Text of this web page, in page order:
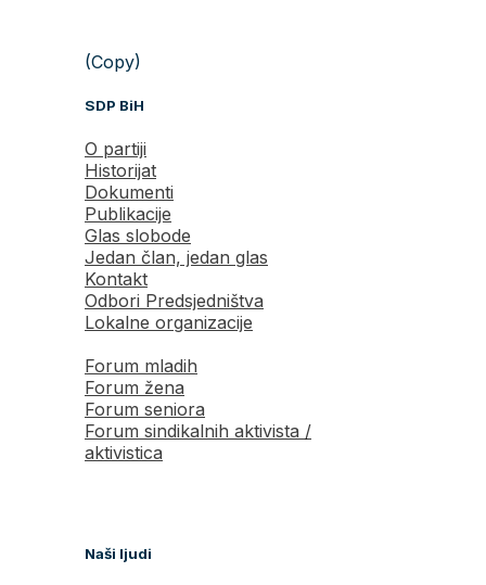
(Copy)
SDP BiH
O partiji
Historijat
Dokumenti
Publikacije
Glas slobode
Jedan član, jedan glas
Kontakt
Odbori Predsjedništva
Lokalne organizacije
Forum mladih
Forum žena
Forum seniora
Forum sindikalnih aktivista /
aktivistica
Naši ljudi